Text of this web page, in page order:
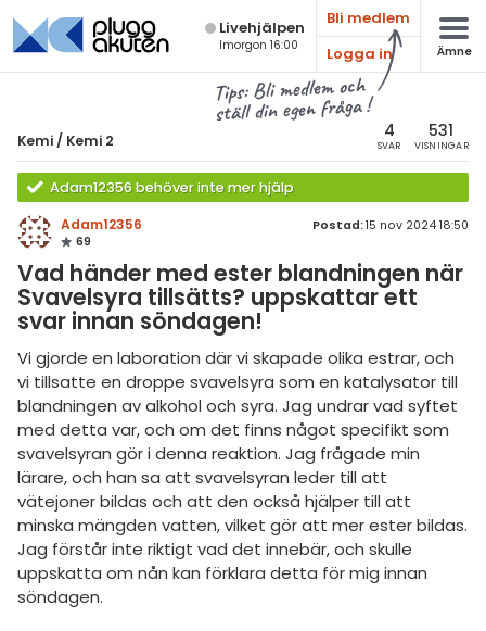
Live­hjälpen
Imorgon 16:00
Bli medlem
Logga in
Ämne
Tips: Bli medlem och
ställ din egen fråga !
Kemi / Kemi 2 4
SVAR
531
VISNINGAR
Adam12356 behöver inte mer hjälp
Adam12356
69
Postad:15 nov 2024 18:50
Vad händer med ester blandningen när
Svavelsyra tillsätts? uppskattar ett
svar innan söndagen!
Vi gjorde en laboration där vi skapade olika estrar, och
vi tillsatte en droppe svavelsyra som en katalysator till
blandningen av alkohol och syra. Jag undrar vad syftet
med detta var, och om det finns något specifikt som
svavelsyran gör i denna reaktion. Jag frågade min
lärare, och han sa att svavelsyran leder till att
vätejoner bildas och att den också hjälper till att
minska mängden vatten, vilket gör att mer ester bildas.
Jag förstår inte riktigt vad det innebär, och skulle
uppskatta om nån kan förklara detta för mig innan
söndagen.
Alla ämnen
Kemi
Alla trådar
Grundskola
Kemi 2
Universitet
Allmänna diskussioner
Livehjälpen
Topplistor
Regler
För lärare
& Bygg
språk
ämnen